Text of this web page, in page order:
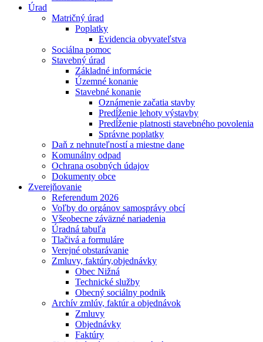
Úrad
Matričný úrad
Poplatky
Evidencia obyvateľstva
Sociálna pomoc
Stavebný úrad
Základné informácie
Územné konanie
Stavebné konanie
Oznámenie začatia stavby
Predĺženie lehoty výstavby
Predĺženie platnosti stavebného povolenia
Správne poplatky
Daň z nehnuteľností a miestne dane
Komunálny odpad
Ochrana osobných údajov
Dokumenty obce
Zverejňovanie
Referendum 2026
Voľby do orgánov samosprávy obcí
Všeobecne záväzné nariadenia
Úradná tabuľa
Tlačivá a formuláre
Verejné obstarávanie
Zmluvy, faktúry,objednávky
Obec Nižná
Technické služby
Obecný sociálny podnik
Archív zmlúv, faktúr a objednávok
Zmluvy
Objednávky
Faktúry